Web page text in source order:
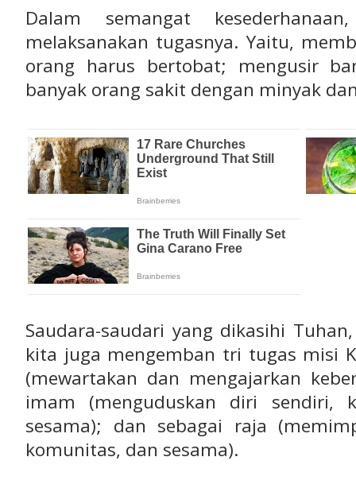
Dalam semangat
melaksanakan tugasnya. Yaitu,
orang harus bertobat; mengusir
banyak orang sakit dengan minyak
Saudara-saudari yang dikasihi
kita juga mengemban tri tugas misi
(mewartakan dan mengajarkan
imam (menguduskan diri sendiri,
sesama); dan sebagai raja
komunitas, dan sesama).